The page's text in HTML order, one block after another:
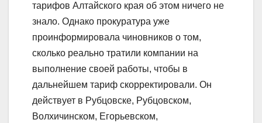
тарифов Алтайского края об этом ничего не
знало. Однако прокуратура уже
проинформировала чиновников о том,
сколько реально тратили компании на
выполнение своей работы, чтобы в
дальнейшем тариф скорректировали. Он
действует в Рубцовске, Рубцовском,
Волхичинском, Егорьевском,